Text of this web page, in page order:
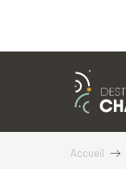
Accueil